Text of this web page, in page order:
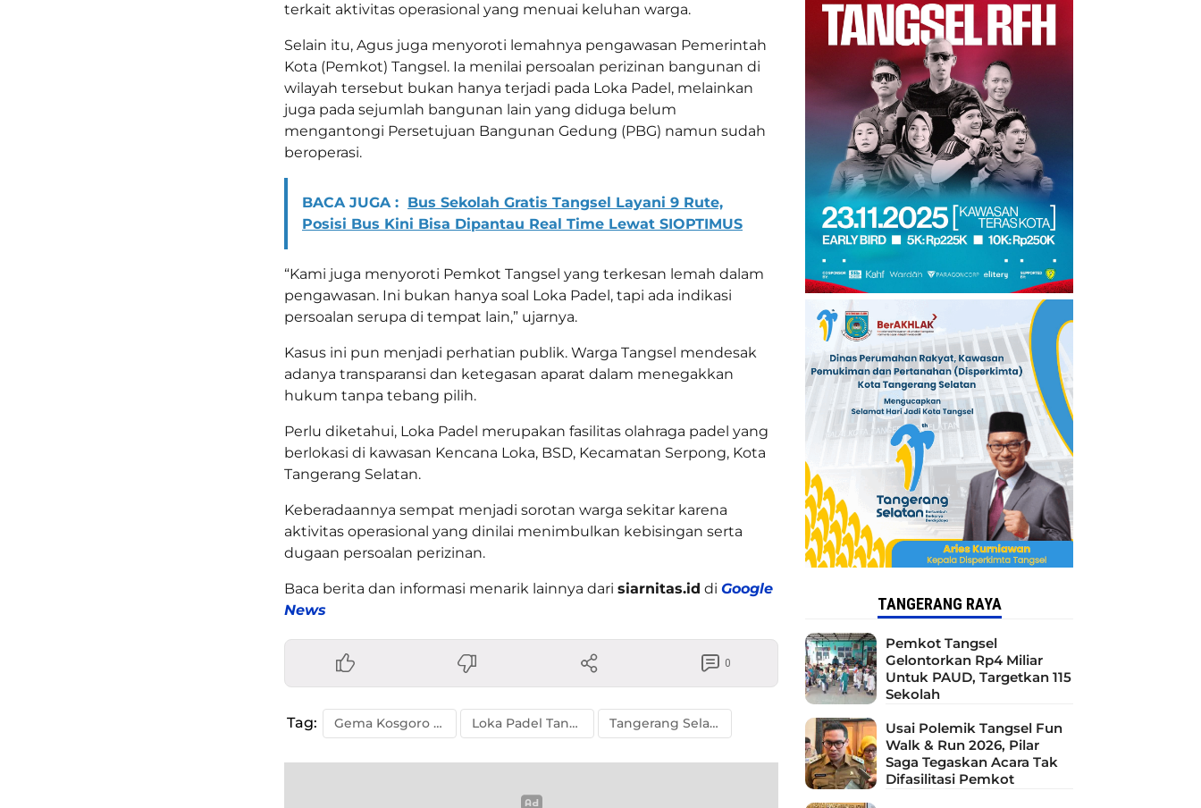
terkait aktivitas operasional yang menuai keluhan warga.
Selain itu, Agus juga menyoroti lemahnya pengawasan Pemerintah
Kota (Pemkot) Tangsel. Ia menilai persoalan perizinan bangunan di
wilayah tersebut bukan hanya terjadi pada Loka Padel, melainkan
juga pada sejumlah bangunan lain yang diduga belum
mengantongi Persetujuan Bangunan Gedung (PBG) namun sudah
beroperasi.
BACA JUGA : Bus Sekolah Gratis Tangsel Layani 9 Rute,
Posisi Bus Kini Bisa Dipantau Real Time Lewat SIOPTIMUS
“Kami juga menyoroti Pemkot Tangsel yang terkesan lemah dalam
pengawasan. Ini bukan hanya soal Loka Padel, tapi ada indikasi
persoalan serupa di tempat lain,” ujarnya.
Kasus ini pun menjadi perhatian publik. Warga Tangsel mendesak
adanya transparansi dan ketegasan aparat dalam menegakkan
hukum tanpa tebang pilih.
Perlu diketahui, Loka Padel merupakan fasilitas olahraga padel yang
berlokasi di kawasan Kencana Loka, BSD, Kecamatan Serpong, Kota
Tangerang Selatan.
Keberadaannya sempat menjadi sorotan warga sekitar karena
aktivitas operasional yang dinilai menimbulkan kebisingan serta
dugaan persoalan perizinan.
Baca berita dan informasi menarik lainnya dari siarnitas.id di Google
News
0
Tag: Gema Kosgoro Tangsel Loka Padel Tangsel Tangerang Selatan
TANGERANG RAYA
Pemkot Tangsel
Gelontorkan Rp4 Miliar
Untuk PAUD, Targetkan 115
Sekolah
Usai Polemik Tangsel Fun
Walk & Run 2026, Pilar
Saga Tegaskan Acara Tak
Difasilitasi Pemkot